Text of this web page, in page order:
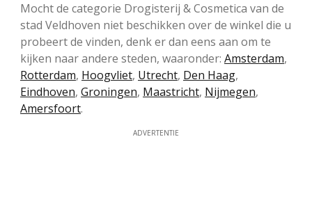
Mocht de categorie Drogisterij & Cosmetica van de
stad Veldhoven niet beschikken over de winkel die u
probeert de vinden, denk er dan eens aan om te
kijken naar andere steden, waaronder: Amsterdam,
Rotterdam, Hoogvliet, Utrecht, Den Haag,
Eindhoven, Groningen, Maastricht, Nijmegen,
Amersfoort.
ADVERTENTIE